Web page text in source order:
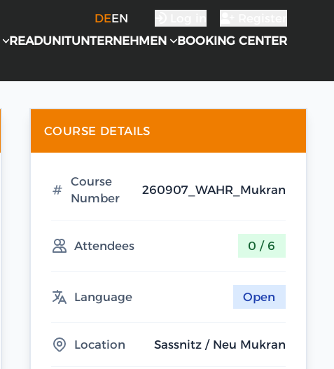
DEEN
READUNITUNTERNEHMEN BOOKING CENTER
COURSE DETAILS
Course
Number
260907_WAHR_Mukran
Attendees 0 / 6
Language Open
Location Sassnitz / Neu Mukran